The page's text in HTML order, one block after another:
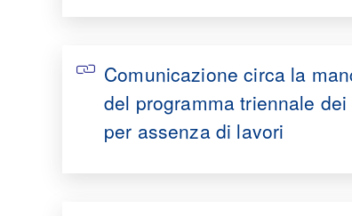
Comunicazione circa la
del programma triennale
per assenza di lavori